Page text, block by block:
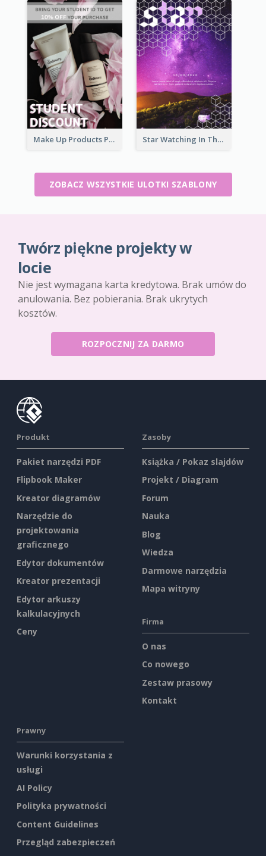
Make Up Products Purchase With Discount Flyer Star Watching In The Galaxy Flyer
ZOBACZ WSZYSTKIE ULOTKI SZABLONY
Twórz piękne projekty w
locie
Nie jest wymagana karta kredytowa. Brak umów do
anulowania. Bez pobierania. Brak ukrytych
kosztów.
ROZPOCZNIJ ZA DARMO
Produkt
Pakiet narzędzi PDF
Flipbook Maker
Kreator diagramów
Narzędzie do
projektowania
graficznego
Edytor dokumentów
Kreator prezentacji
Edytor arkuszy
kalkulacyjnych
Ceny
Zasoby
Książka / Pokaz slajdów
Projekt / Diagram
Forum
Nauka
Blog
Wiedza
Darmowe narzędzia
Mapa witryny
Firma
O nas
Co nowego
Zestaw prasowy
Kontakt
Prawny
Warunki korzystania z
usługi
AI Policy
Polityka prywatności
Content Guidelines
Przegląd zabezpieczeń